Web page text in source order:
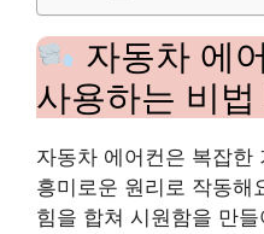
자동차 에
사용하는 비
자동차 에어컨은 복잡한
흥미로운 원리로 작동해
힘을 합쳐 시원함을 만